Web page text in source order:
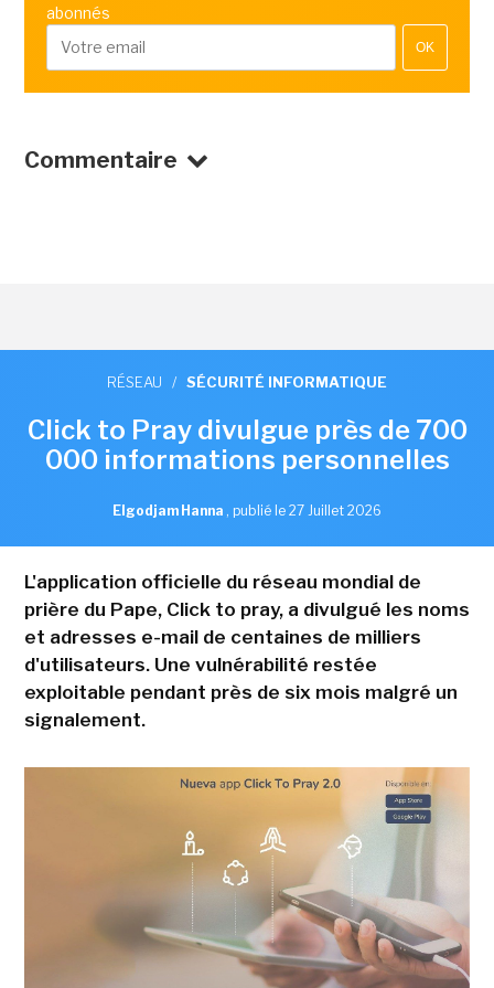
abonnés
OK
Commentaire
RÉSEAU / SÉCURITÉ INFORMATIQUE
Click to Pray divulgue près de 700
000 informations personnelles
Elgodjam Hanna , publié le 27 Juillet 2026
L'application officielle du réseau mondial de
prière du Pape, Click to pray, a divulgué les noms
et adresses e-mail de centaines de milliers
d'utilisateurs. Une vulnérabilité restée
exploitable pendant près de six mois malgré un
signalement.